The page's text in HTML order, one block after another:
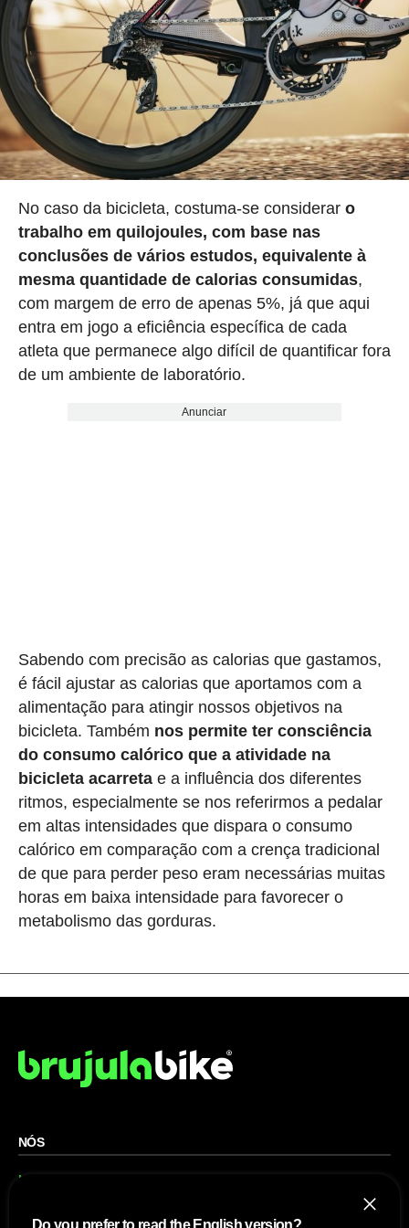
No caso da bicicleta, costuma-se considerar o
trabalho em quilojoules, com base nas
conclusões de vários estudos, equivalente à
mesma quantidade de calorias consumidas,
com margem de erro de apenas 5%, já que aqui
entra em jogo a eficiência específica de cada
atleta que permanece algo difícil de quantificar fora
de um ambiente de laboratório.
Anunciar
Sabendo com precisão as calorias que gastamos,
é fácil ajustar as calorias que aportamos com a
alimentação para atingir nossos objetivos na
bicicleta. Também nos permite ter consciência
do consumo calórico que a atividade na
bicicleta acarretae a influência dos diferentes
ritmos, especialmente se nos referirmos a pedalar
em altas intensidades que dispara o consumo
calórico em comparação com a crença tradicional
de que para perder peso eram necessárias muitas
horas em baixa intensidade para favorecer o
metabolismo das gorduras.
NÓS
Mapa do site
Anúnciate con nosotros brasileiro
Do you prefer to read the English version?